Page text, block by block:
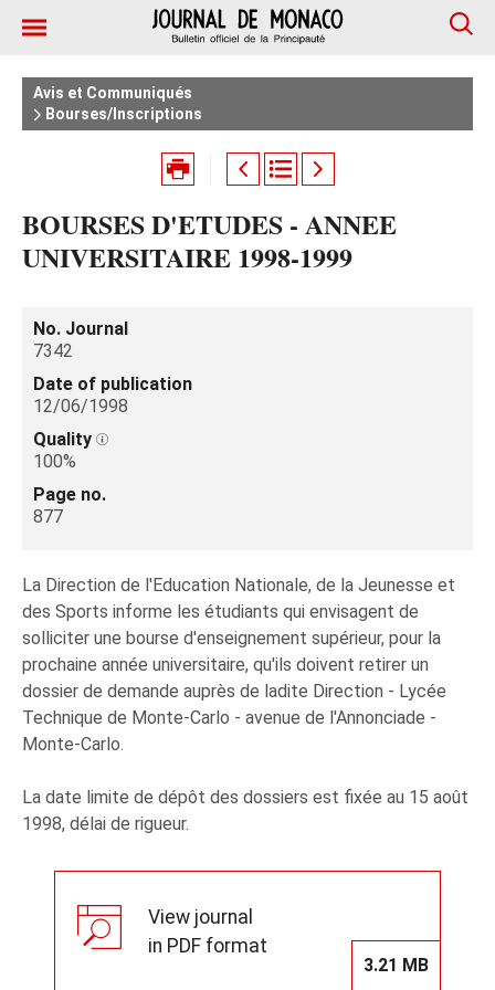
Avis et Communiqués
Bourses/Inscriptions
BOURSES D'ETUDES - ANNEE
UNIVERSITAIRE 1998-1999
No. Journal
7342
Date of publication
12/06/1998
Quality
100%
Page no.
877
La Direction de l'Education Nationale, de la Jeunesse et
des Sports informe les étudiants qui envisagent de
solliciter une bourse d'enseignement supérieur, pour la
prochaine année universitaire, qu'ils doivent retirer un
dossier de demande auprès de ladite Direction - Lycée
Technique de Monte-Carlo - avenue de l'Annonciade -
Monte-Carlo.
La date limite de dépôt des dossiers est fixée au 15 août
1998, délai de rigueur.
View journal
in PDF format
3.21 MB